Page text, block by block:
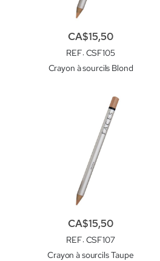
REF: CSF105
Crayon à sourcils Blond
CA$15,50
REF: CSF107
Crayon à sourcils Taupe
CA$15,50